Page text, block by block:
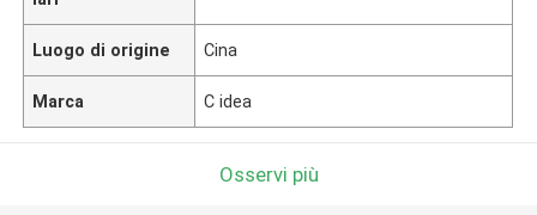
Luogo di origine Cina
Marca C idea
Osservi più